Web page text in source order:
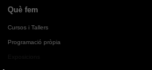
Què fem
Cursos i Tallers
Programació pròpia